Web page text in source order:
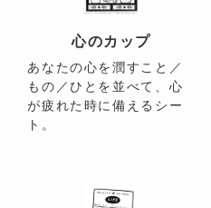
心のカップ
あなたの心を潤すこと／
もの／ひとを並べて、心
が疲れた時に備えるシー
ト。